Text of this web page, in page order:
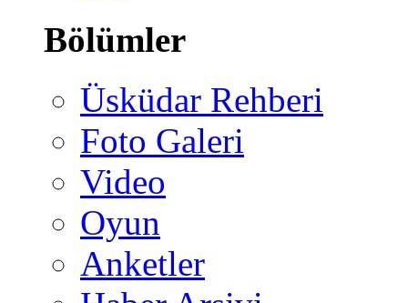
Bölümler
Üsküdar Rehberi
Foto Galeri
Video
Oyun
Anketler